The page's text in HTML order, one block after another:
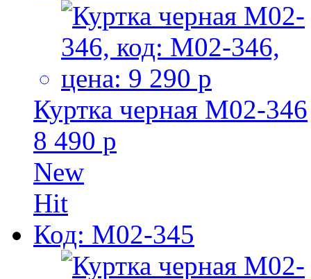
Куртка черная M02-346
8 490 р
New
Hit
Код: M02-345